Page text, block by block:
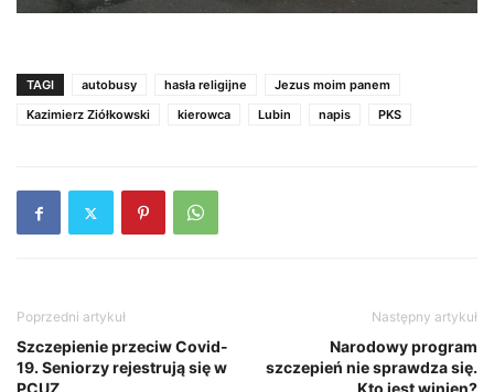
TAGI autobusy hasła religijne
Jezus moim panem
Kazimierz Ziółkowski
kierowca Lubin napis PKS
Poprzedni artykuł
Szczepienie przeciw Covid-
19. Seniorzy rejestrują się w
Następny artykuł
Narodowy program
szczepień nie sprawdza się.